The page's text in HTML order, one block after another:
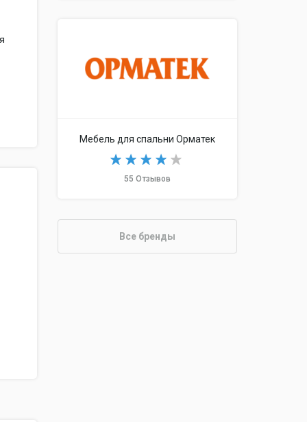
Мебель для спальни Орматек
55 Отзывов
Все бренды